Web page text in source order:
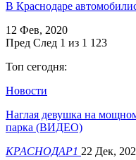
В Краснодаре
12 Фев, 2020
Пред След 1 из 1 123
Топ сегодня:
Новости
Наглая девушка на
парка (ВИДЕО)
КРАСНОДАР1 22 Дек,